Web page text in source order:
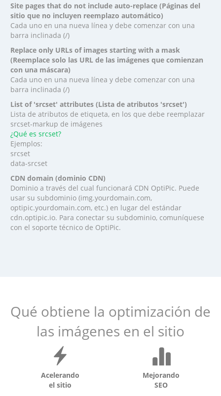
Site pages that do not include auto-replace (Páginas del
sitio que no incluyen reemplazo automático)
Cada uno en una nueva línea y debe comenzar con una
barra inclinada (/)
Replace only URLs of images starting with a mask
(Reemplace solo las URL de las imágenes que comienzan
con una máscara)
Cada uno en una nueva línea y debe comenzar con una
barra inclinada (/)
List of 'srcset' attributes (Lista de atributos 'srcset')
Lista de atributos de etiqueta, en los que debe reemplazar
srcset-markup de imágenes
¿Qué es srcset?
Ejemplos:
srcset
data-srcset
CDN domain (dominio CDN)
Dominio a través del cual funcionará CDN OptiPic. Puede
usar su subdominio (img.yourdomain.com,
optipic.yourdomain.com, etc.) en lugar del estándar
cdn.optipic.io. Para conectar su subdominio, comuníquese
con el soporte técnico de OptiPic.
Qué obtiene la optimización de
las imágenes en el sitio
Acelerando
el sitio
Mejorando
SEO